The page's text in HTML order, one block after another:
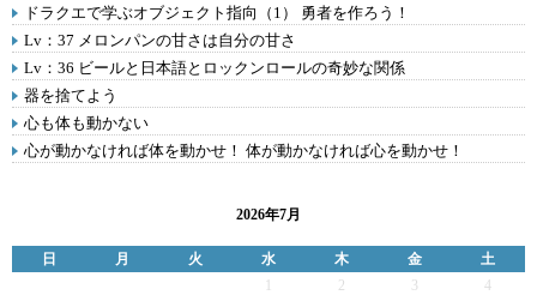
ドラクエで学ぶオブジェクト指向（1） 勇者を作ろう！
Lv：37 メロンパンの甘さは自分の甘さ
Lv：36 ビールと日本語とロックンロールの奇妙な関係
器を捨てよう
心も体も動かない
心が動かなければ体を動かせ！ 体が動かなければ心を動かせ！
2026年7月
日 月 火 水 木 金
土
2 3
4